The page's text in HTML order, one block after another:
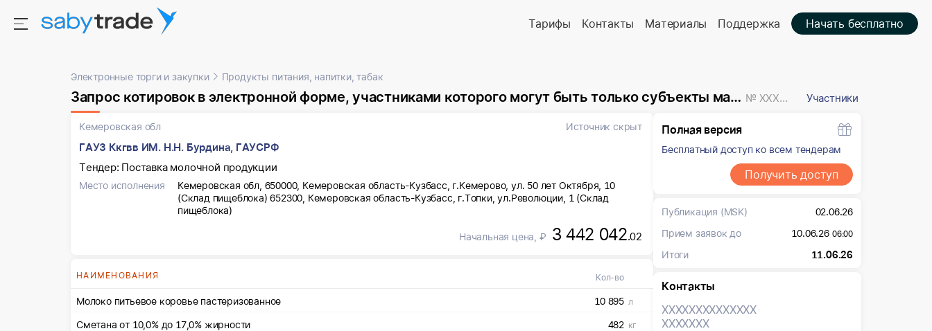
Тарифы Контакты Материалы Поддержка Начать бесплатно
Электронные торги и закупки Продукты питания, напитки, табак
Запрос котировок в электронной форме, участниками которого могут быть только субъекты малого и среднего предпринимательства № XXXXXXX Участники
Кемеровская обл Источник скрыт
ГАУЗ Ккгвв ИМ. Н.Н. Бурдина, ГАУСРФ
Тендер: Поставка молочной продукции
Место исполнения
Кемеровская обл, 650000, Кемеровская область-Кузбасс, г.Кемерово, ул. 50 лет Октября, 10
(Склад пищеблока) 652300, Кемеровская область-Кузбасс, г.Топки, ул.Революции, 1 (Склад
пищеблока)
Начальная цена, ₽ 3 442 042.02
НАИМЕНОВАНИЯ Кол-во
Молоко питьевое коровье пастеризованное 10 895 л
Сметана от 10,0% до 17,0% жирности 482 кг
Полная версия
Бесплатный доступ ко всем тендерам
Получить доступ
Публикация (MSK)
02.06.26
Прием заявок до
10.06.26 06:00
Итоги 11.06.26
Контакты
XXXXXXXXXXXXXX
XXXXXXX